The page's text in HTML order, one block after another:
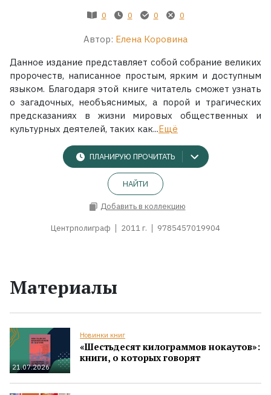
0 0 0 0
Автор: Елена Коровина
Данное издание представляет собой собрание великих
пророчеств, написанное простым, ярким и доступным
языком. Благодаря этой книге читатель сможет узнать
о загадочных, необъяснимых, а порой и трагических
предсказаниях в жизни мировых общественных и
культурных деятелей, таких как...Ещё
ПЛАНИРУЮ ПРОЧИТАТЬ
НАЙТИ
Добавить в коллекцию
Центрполиграф 2011 г. 9785457019904
Материалы
21.07.2026
Новинки книг
«Шестьдесят килограммов нокаутов»:
книги, о которых говорят